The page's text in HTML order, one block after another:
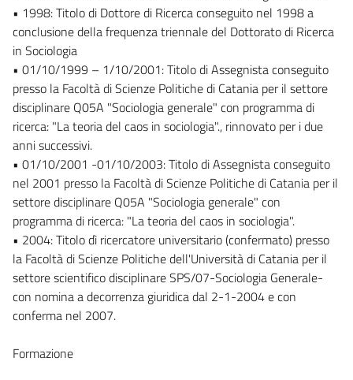
• 1998: Titolo di Dottore di Ricerca conseguito nel 1998 a
conclusione della frequenza triennale del Dottorato di Ricerca
in Sociologia
• 01/10/1999 – 1/10/2001: Titolo di Assegnista conseguito
presso la Facoltà di Scienze Politiche di Catania per il settore
disciplinare Q05A "Sociologia generale" con programma di
ricerca: "La teoria del caos in sociologia"., rinnovato per i due
anni successivi.
• 01/10/2001 -01/10/2003: Titolo di Assegnista conseguito
nel 2001 presso la Facoltà di Scienze Politiche di Catania per il
settore disciplinare Q05A "Sociologia generale" con
programma di ricerca: "La teoria del caos in sociologia".
• 2004: Titolo dì ricercatore universitario (confermato) presso
la Facoltà di Scienze Politiche dell'Università di Catania per il
settore scientifico disciplinare SPS/07-Sociologia Generale-
con nomina a decorrenza giuridica dal 2-1-2004 e con
conferma nel 2007.
Formazione